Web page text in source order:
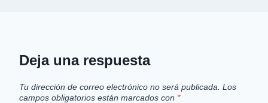
Deja una respuesta
Tu dirección de correo electrónico no será publicada. Los
campos obligatorios están marcados con *